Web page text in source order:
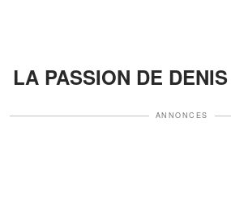
LA PASSION DE
ANNONCES